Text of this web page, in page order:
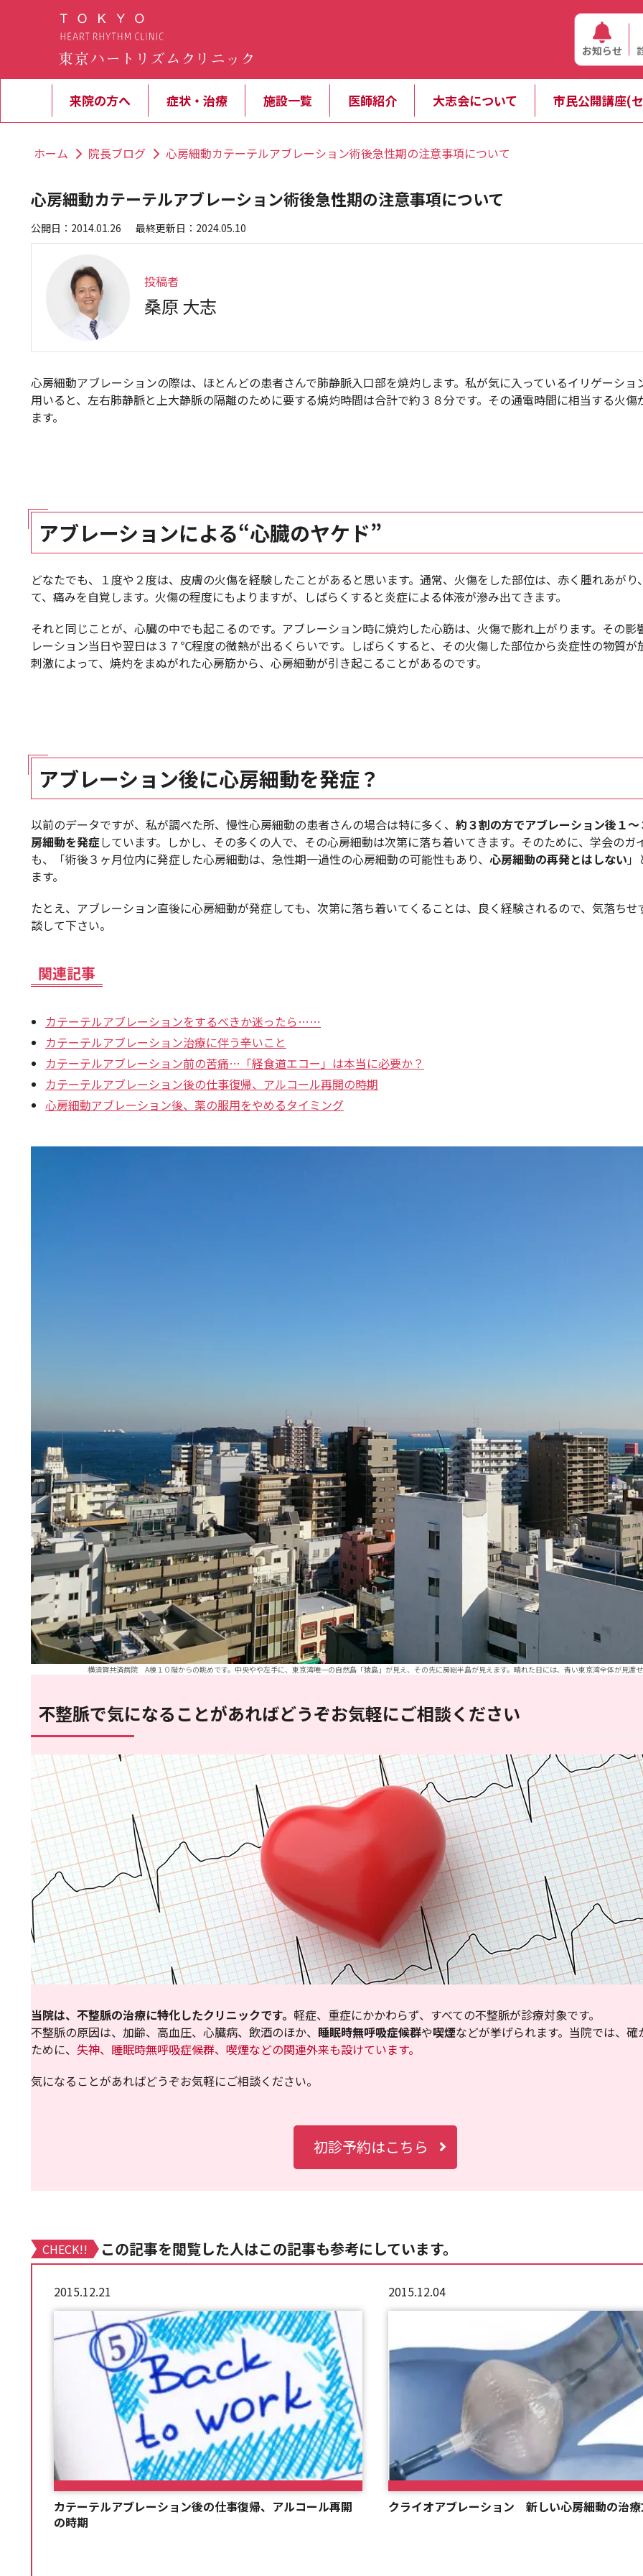
お知らせ
来院の方へ 症状・治療 施設一覧 医師紹介 大志会について 市民公開講座(
ホーム 院長ブログ 心房細動カテーテルアブレーション術後急性期の注意事項について
心房細動カテーテルアブレーション術後急性期の注意事項について
公開日：2014.01.26 最終更新日：2024.05.10
投稿者
桑原 大志
心房細動アブレーションの際は、ほとんどの患者さんで肺静脈入口部を焼灼します。私が気に入っているイリゲーショ
用いると、左右肺静脈と上大静脈の隔離のために要する焼灼時間は合計で約３８分です。その通電時間に相当する火傷
ます。
アブレーションによる“心臓のヤケド”
どなたでも、１度や２度は、皮膚の火傷を経験したことがあると思います。通常、火傷をした部位は、赤く腫れあがり
て、痛みを自覚します。火傷の程度にもよりますが、しばらくすると炎症による体液が滲み出てきます。
それと同じことが、心臓の中でも起こるのです。アブレーション時に焼灼した心筋は、火傷で膨れ上がります。その影
レーション当日や翌日は３７℃程度の微熱が出るくらいです。しばらくすると、その火傷した部位から炎症性の物質が
刺激によって、焼灼をまぬがれた心房筋から、心房細動が引き起こることがあるのです。
アブレーション後に心房細動を発症？
以前のデータですが、私が調べた所、慢性心房細動の患者さんの場合は特に多く、 約３割の方でアブレーション後１
房細動を発症しています。しかし、その多くの人で、その心房細動は次第に落ち着いてきます。そのために、学会のガ
も、「術後３ヶ月位内に発症した心房細動は、急性期一過性の心房細動の可能性もあり、 心房細動の再発とはしない」
ます。
たとえ、アブレーション直後に心房細動が発症しても、次第に落ち着いてくることは、良く経験されるので、気落ち
談して下さい。
関連記事
カテーテルアブレーションをするべきか迷ったら……
カテーテルアブレーション治療に伴う辛いこと
カテーテルアブレーション前の苦痛…「経食道エコー」は本当に必要か？
カテーテルアブレーション後の仕事復帰、アルコール再開の時期
心房細動アブレーション後、薬の服用をやめるタイミング
横須賀共済病院 A棟１０階からの眺めです。中央やや左手に、東京湾唯一の自然島「猿島」が見え、その先に房総半島が見えます。晴れた日には、青い東京湾全体が見渡
不整脈で気になることがあればどうぞお気軽にご相談ください
当院は、不整脈の治療に特化したクリニックです。 軽症、重症にかかわらず、すべての不整脈が診療対象です。
不整脈の原因は、加齢、高血圧、心臓病、飲酒のほか、 睡眠時無呼吸症候群や喫煙などが挙げられます。当院では、
ために、 失神、睡眠時無呼吸症候群、喫煙などの関連外来も設けています。
気になることがあればどうぞお気軽にご相談ください。
初診予約はこちら
CHECK!! この記事を閲覧した人はこの記事も参考にしています。
2015.12.21
カテーテルアブレーション後の仕事復帰、アルコール再開
の時期
2015.12.04
クライオアブレーション 新しい心房細動の治